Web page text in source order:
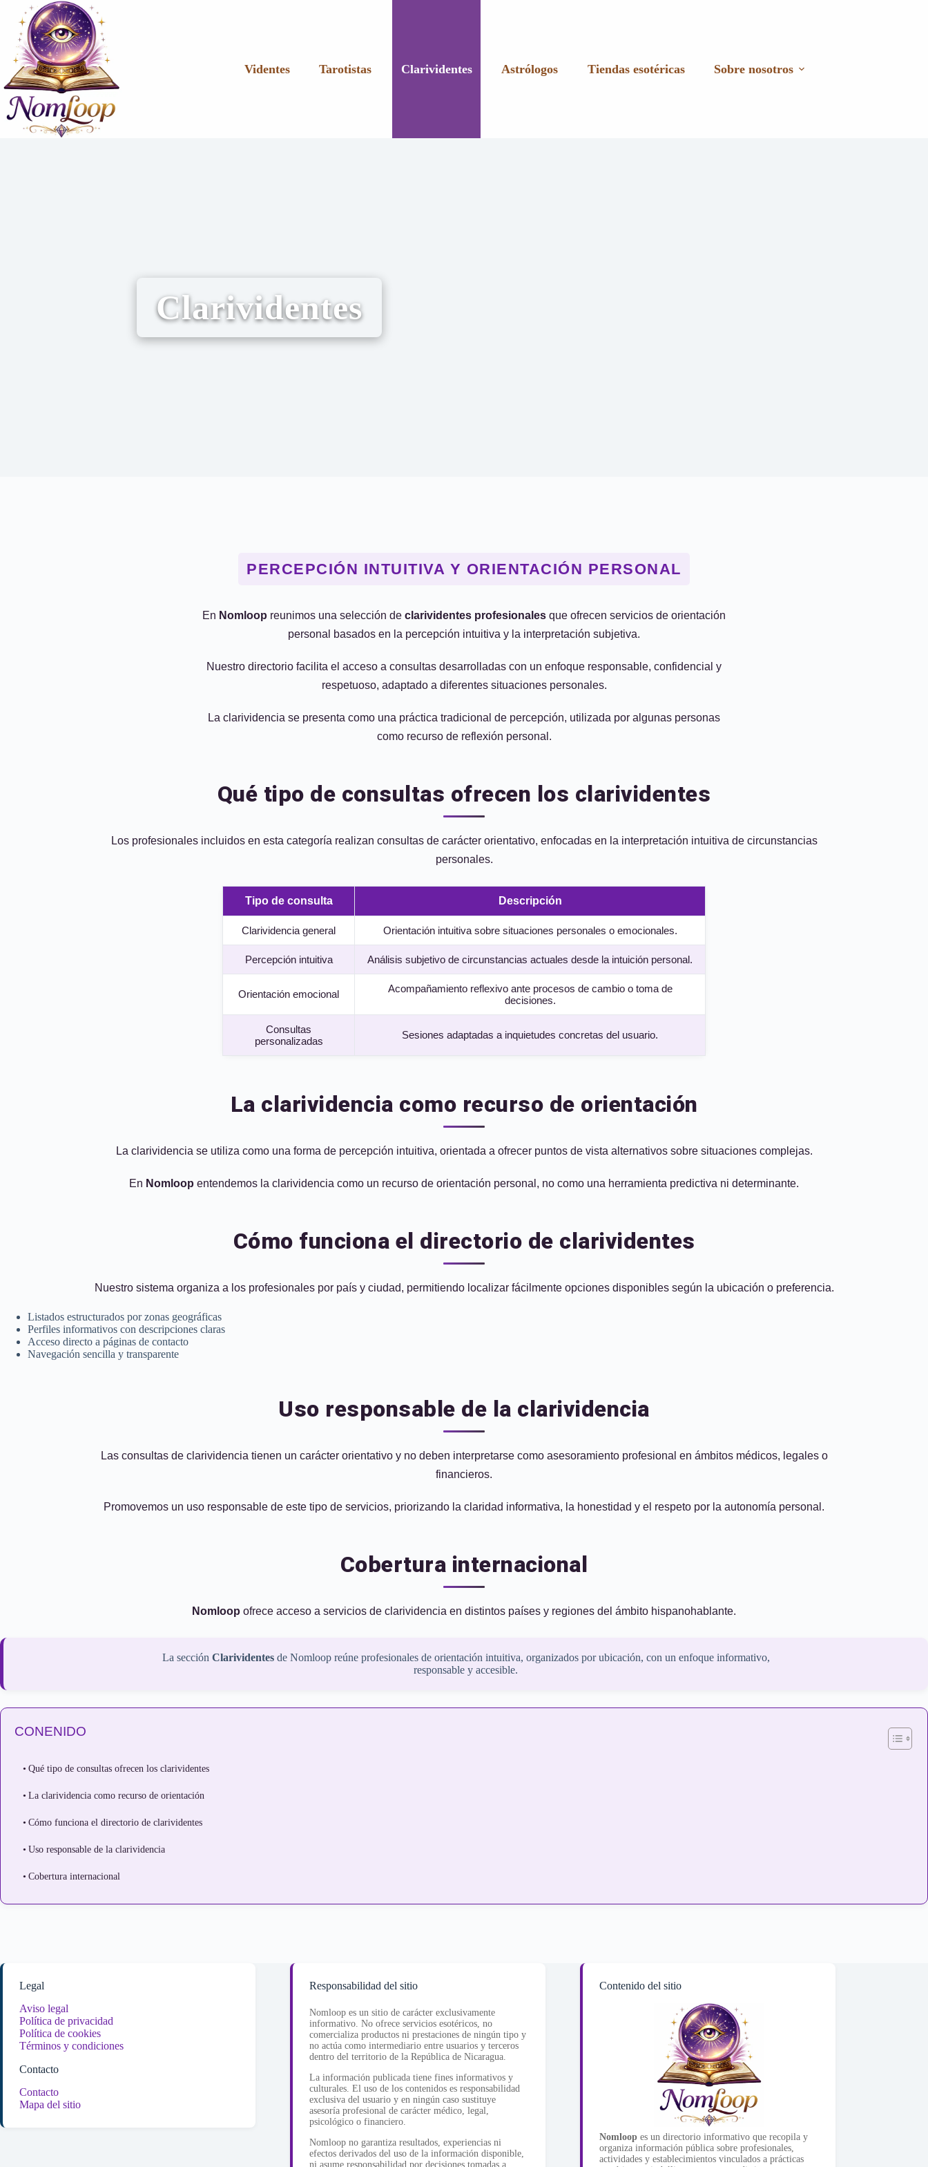
Videntes Tarotistas Clarividentes Astrólogos Tiendas esotéricas Sobre nosotros
Clarividentes
PERCEPCIÓN INTUITIVA Y ORIENTACIÓN PERSONAL
En Nomloop reunimos una selección de clarividentes profesionales que ofrecen servicios de orientación
personal basados en la percepción intuitiva y la interpretación subjetiva.
Nuestro directorio facilita el acceso a consultas desarrolladas con un enfoque responsable, confidencial y
respetuoso, adaptado a diferentes situaciones personales.
La clarividencia se presenta como una práctica tradicional de percepción, utilizada por algunas personas
como recurso de reflexión personal.
Qué tipo de consultas ofrecen los clarividentes
Los profesionales incluidos en esta categoría realizan consultas de carácter orientativo, enfocadas en la interpretación intuitiva de circunstancias
personales.
Tipo de consulta Descripción
Clarividencia general Orientación intuitiva sobre situaciones personales o emocionales.
Percepción intuitiva Análisis subjetivo de circunstancias actuales desde la intuición personal.
Orientación emocional
Acompañamiento reflexivo ante procesos de cambio o toma de
decisiones.
Consultas
personalizadas
Sesiones adaptadas a inquietudes concretas del usuario.
La clarividencia como recurso de orientación
La clarividencia se utiliza como una forma de percepción intuitiva, orientada a ofrecer puntos de vista alternativos sobre situaciones complejas.
En Nomloop entendemos la clarividencia como un recurso de orientación personal, no como una herramienta predictiva ni determinante.
Cómo funciona el directorio de clarividentes
Nuestro sistema organiza a los profesionales por país y ciudad, permitiendo localizar fácilmente opciones disponibles según la ubicación o preferencia.
Listados estructurados por zonas geográficas
Perfiles informativos con descripciones claras
Acceso directo a páginas de contacto
Navegación sencilla y transparente
Uso responsable de la clarividencia
Las consultas de clarividencia tienen un carácter orientativo y no deben interpretarse como asesoramiento profesional en ámbitos médicos, legales o
financieros.
Promovemos un uso responsable de este tipo de servicios, priorizando la claridad informativa, la honestidad y el respeto por la autonomía personal.
Cobertura internacional
Nomloop ofrece acceso a servicios de clarividencia en distintos países y regiones del ámbito hispanohablante.
La sección Clarividentesde Nomloop reúne profesionales de orientación intuitiva, organizados por ubicación, con un enfoque informativo,
responsable y accesible.
CONENIDO
Qué tipo de consultas ofrecen los clarividentes
La clarividencia como recurso de orientación
Cómo funciona el directorio de clarividentes
Uso responsable de la clarividencia
Cobertura internacional
Legal
Aviso legal
Política de privacidad
Política de cookies
Términos y condiciones
Contacto
Contacto
Mapa del sitio
Responsabilidad del sitio
Nomloop es un sitio de carácter exclusivamente
informativo. No ofrece servicios esotéricos, no
comercializa productos ni prestaciones de ningún tipo y
no actúa como intermediario entre usuarios y terceros
dentro del territorio de la República de Nicaragua.
La información publicada tiene fines informativos y
culturales. El uso de los contenidos es responsabilidad
exclusiva del usuario y en ningún caso sustituye
asesoría profesional de carácter médico, legal,
psicológico o financiero.
Nomloop no garantiza resultados, experiencias ni
efectos derivados del uso de la información disponible,
ni asume responsabilidad por decisiones tomadas a
Contenido del sitio
Nomloopes un directorio informativo que recopila y
organiza información pública sobre profesionales,
actividades y establecimientos vinculados a prácticas